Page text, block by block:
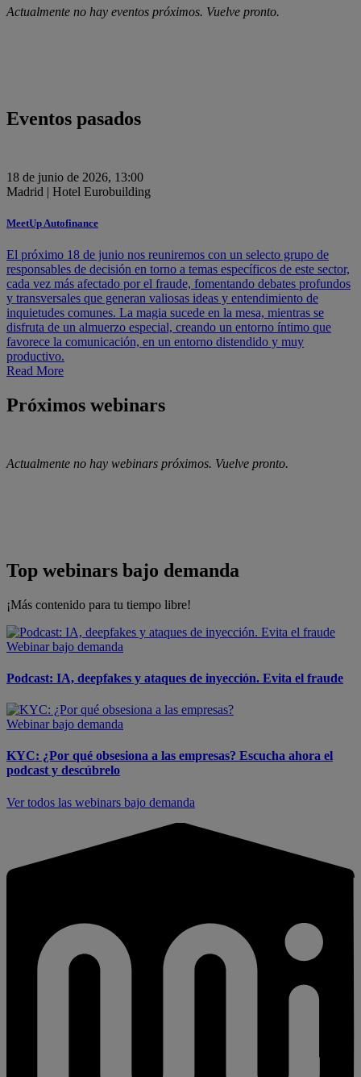
Actualmente no hay eventos próximos. Vuelve pronto.
Eventos pasados
18 de junio de 2026, 13:00
Madrid | Hotel Eurobuilding
MeetUp Autofinance
El próximo 18 de junio nos reuniremos con un selecto grupo de
responsables de decisión en torno a temas específicos de este sector,
cada vez más afectado por el fraude, fomentando debates profundos
y transversales que generan valiosas ideas y entendimiento de
inquietudes comunes. La magia sucede en la mesa, mientras se
disfruta de un almuerzo especial, creando un entorno íntimo que
favorece la comunicación, en un entorno distendido y muy
productivo.
Read More
Próximos webinars
Actualmente no hay webinars próximos. Vuelve pronto.
Top webinars bajo demanda
¡Más contenido para tu tiempo libre!
Webinar bajo demanda
Podcast: IA, deepfakes y ataques de inyección. Evita el fraude
Webinar bajo demanda
KYC: ¿Por qué obsesiona a las empresas? Escucha ahora el
podcast y descúbrelo
Ver todos las webinars bajo demanda